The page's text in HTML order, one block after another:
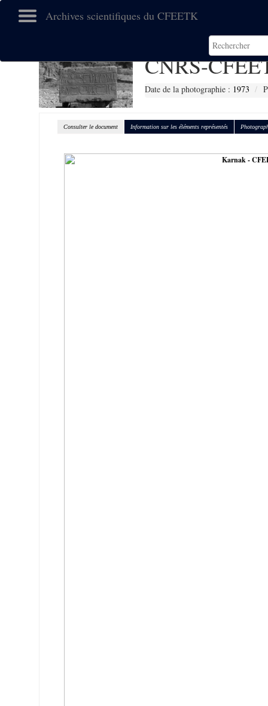
Archives scientifiques du CFEETK
CNRS-
Date de la photographie : 1973
Consulter le document Information sur les éléments représentés